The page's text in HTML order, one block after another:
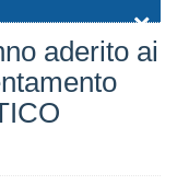
aderito ai